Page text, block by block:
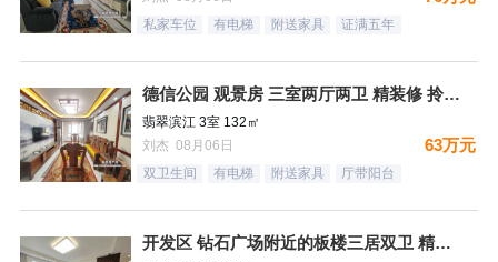
私家车位 有电梯 附送家具 证满五年
德信公园 观景房 三室两厅两卫 精装修 拎包入住
翡翠滨江 3室 132㎡
刘杰 08月06日
63万元
双卫生间 有电梯 附送家具 厅带阳台
开发区 钻石广场附近的板楼三居双卫 精装未住